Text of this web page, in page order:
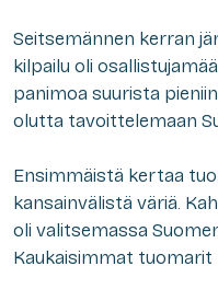
Seitsemännen kerran
kilpailu oli
panimoa suurista
olutta tavoittelemaan
Ensimmäistä kertaa
kansainvälistä väriä.
oli valitsemassa
Kaukaisimmat tuomarit